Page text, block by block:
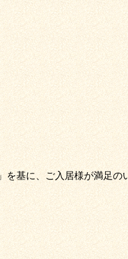
を基に、ご入居様が満足の